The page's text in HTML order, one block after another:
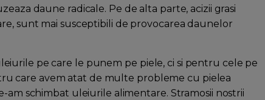
daune radicale. Pe de alta parte, acizii grasi
sunt mai susceptibili de provocarea daunelor
pe care le punem pe piele, ci si pentru cele pe
care avem atat de multe probleme cu pielea
schimbat uleiurile alimentare. Stramosii nostrii